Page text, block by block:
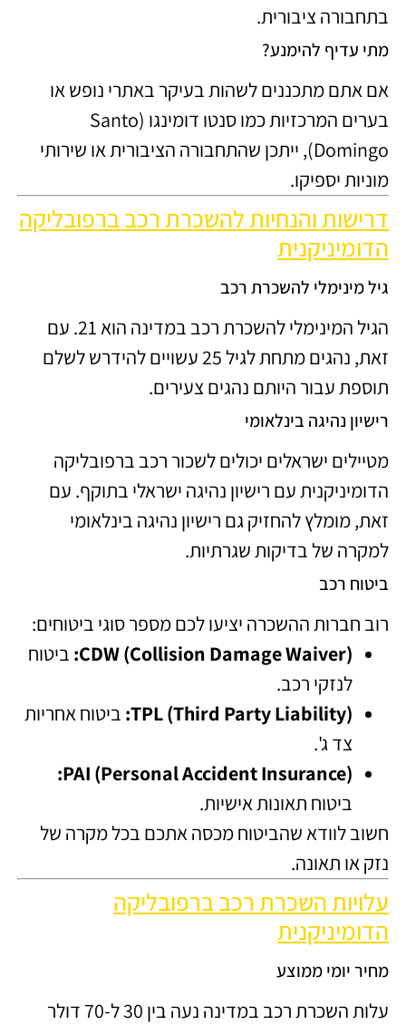
בתחבורה ציבורית.
מתי עדיף להימנע?
אם אתם מתכננים לשהות בעיקר באתרי נופש או
בערים המרכזיות כמו סנטו דומינגו (Santo
Domingo), ייתכן שהתחבורה הציבורית או שירותי
מוניות יספיקו.
דרישות והנחיות להשכרת רכב ברפובליקה
הדומיניקנית
גיל מינימלי להשכרת רכב
הגיל המינימלי להשכרת רכב במדינה הוא 21. עם
זאת, נהגים מתחת לגיל 25 עשויים להידרש לשלם
תוספת עבור היותם נהגים צעירים.
רישיון נהיגה בינלאומי
מטיילים ישראלים יכולים לשכור רכב ברפובליקה
הדומיניקנית עם רישיון נהיגה ישראלי בתוקף. עם
זאת, מומלץ להחזיק גם רישיון נהיגה בינלאומי
למקרה של בדיקות שגרתיות.
ביטוח רכב
רוב חברות ההשכרה יציעו לכם מספר סוגי ביטוחים:
CDW (Collision Damage Waiver): ביטוח
לנזקי רכב.
TPL (Third Party Liability): ביטוח אחריות
צד ג'.
PAI (Personal Accident Insurance):
ביטוח תאונות אישיות.
חשוב לוודא שהביטוח מכסה אתכם בכל מקרה של
נזק או תאונה.
עלויות השכרת רכב ברפובליקה
הדומיניקנית
מחיר יומי ממוצע
עלות השכרת רכב במדינה נעה בין 30 ל-70 דולר